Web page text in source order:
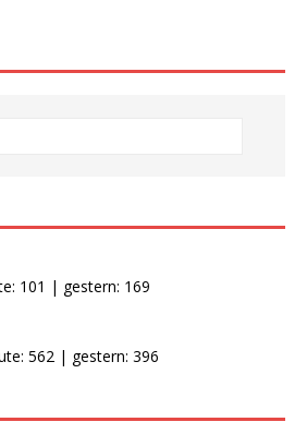
101 | gestern: 169
562 | gestern: 396